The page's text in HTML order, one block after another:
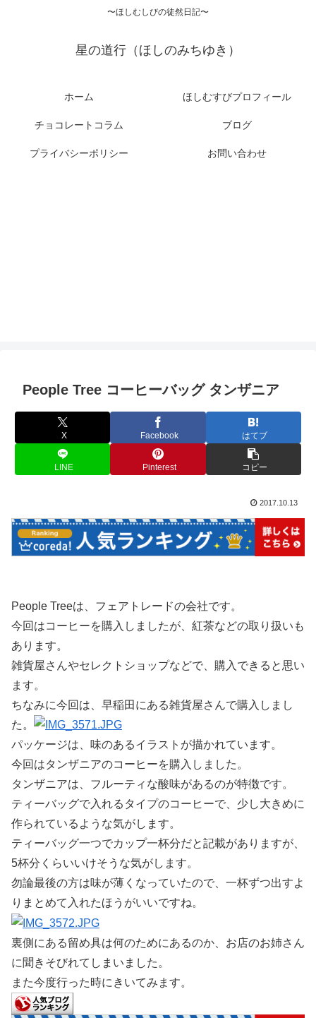
〜ほしむしびの徒然日記〜
星の道行（ほしのみちゆき）
ホーム ほしむすびプロフィール
チョコレートコラム ブログ
プライバシーポリシー お問い合わせ
People Tree コーヒーバッグ タンザニア
X Facebook はてブ
LINE Pinterest コピー
2017.10.13
People Treeは、フェアトレードの会社です。
今回はコーヒーを購入しましたが、紅茶などの取り扱いも
あります。
雑貨屋さんやセレクトショップなどで、購入できると思い
ます。
ちなみに今回は、早稲田にある雑貨屋さんで購入しまし
た。
パッケージは、味のあるイラストが描かれています。
今回はタンザニアのコーヒーを購入しました。
タンザニアは、フルーティな酸味があるのが特徴です。
ティーバッグで入れるタイプのコーヒーで、少し大きめに
作られているような気がします。
ティーバッグ一つでカップ一杯分だと記載がありますが、
5杯分くらいいけそうな気がします。
勿論最後の方は味が薄くなっていたので、一杯ずつ出すよ
りまとめて入れたほうがいいですね。
裏側にある留め具は何のためにあるのか、お店のお姉さん
に聞きそびれてしまいました。
また今度行った時にきいてみます。